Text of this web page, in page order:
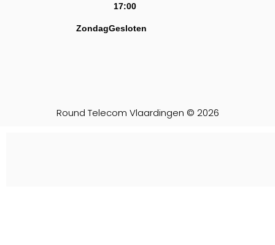
17:00
ZondagGesloten
Round Telecom Vlaardingen © 2026